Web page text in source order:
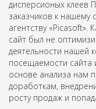
дисперсионых клеев
заказчиков к нашему
агентству
сайт был не
деятельности нашей
посещаемости сайта
основе анализа нам
доработкам,
росту продаж и